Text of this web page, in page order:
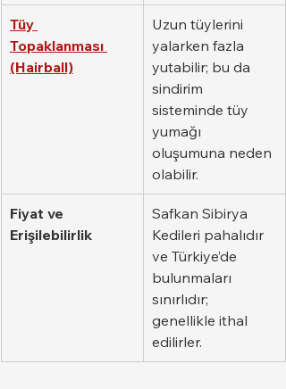
Tüy
Topaklanması
(Hairball)
Uzun tüylerini
yalarken fazla
yutabilir; bu da
sindirim
sisteminde tüy
yumağı
oluşumuna neden
olabilir.
Fiyat ve
Erişilebilirlik
Safkan Sibirya
Kedileri pahalıdır
ve Türkiye’de
bulunmaları
sınırlıdır;
genellikle ithal
edilirler.